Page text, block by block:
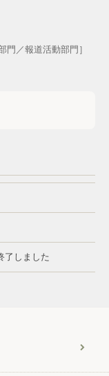
／報道活動部門］
了しました